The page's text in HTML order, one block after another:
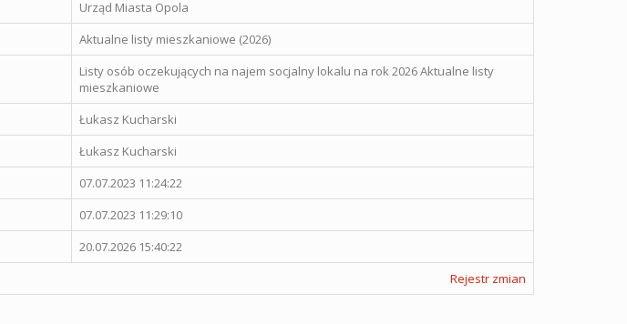
Urząd Miasta Opola
Aktualne listy mieszkaniowe (2026)
Listy osób oczekujących na najem socjalny lokalu na rok 2026 Aktualne listy
mieszkaniowe
Łukasz Kucharski
Łukasz Kucharski
07.07.2023 11:24:22
07.07.2023 11:29:10
20.07.2026 15:40:22
Rejestr zmian